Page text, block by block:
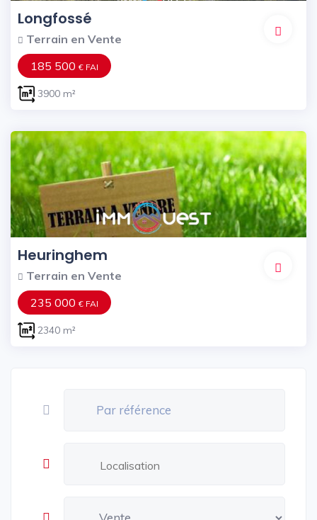
Longfossé
Terrain en Vente
185 500€ FAI
3900 m²
Heuringhem
Terrain en Vente
235 000€ FAI
2340 m²